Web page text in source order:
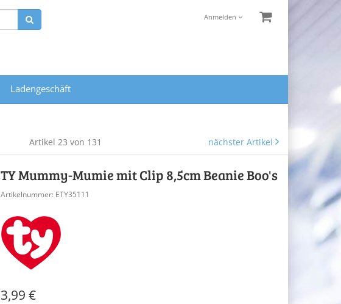
Anmelden
Ladengeschäft
Artikel 23 von 131 nächster Artikel
TY Mummy-Mumie mit Clip 8,5cm Beanie Boo's
Artikelnummer: ETY35111
3,99 €